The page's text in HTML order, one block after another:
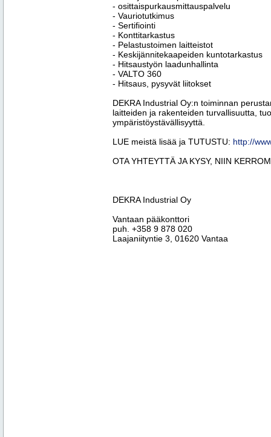
- osittaispurkausmittauspalvelu
- Vauriotutkimus
- Sertifiointi
- Konttitarkastus
- Pelastustoimen laitteistot
- Keskijännitekaapeiden kuntotarkastus
- Hitsaustyön laadunhallinta
- VALTO 360
- Hitsaus, pysyvät liitokset
DEKRA Industrial Oy:n toiminnan
laitteiden ja rakenteiden turvallisuutta,
ympäristöystävällisyyttä.
LUE meistä lisää ja TUTUSTU: http://
OTA YHTEYTTÄ JA KYSY, NIIN
DEKRA Industrial Oy
Vantaan pääkonttori
puh. +358 9 878 020
Laajaniityntie 3, 01620 Vantaa